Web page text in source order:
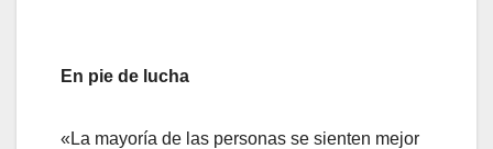
En pie de lucha
«La mayoría de las personas se sienten mejor